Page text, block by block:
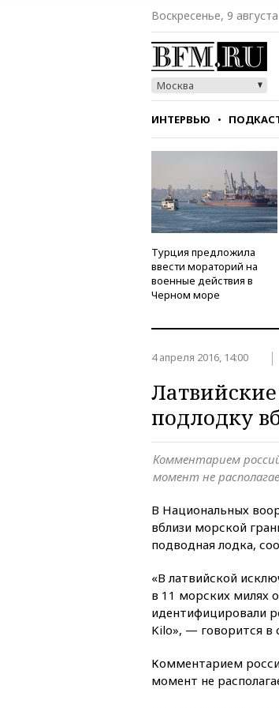
Воскресенье, 9
Москва
ИНТЕРВЬЮ
СТИЛЬ ТЕСТЫ
Турция предложила
ввести мораторий на
военные действия в
Черном море
4 апреля 2016, 14:00
подлодку
Комментарием
момент не
В Национальных
вблизи морской
подводная лодка,
«В латвийской
в 11 морских милях
идентифицировали
Kilo», — говорится в
Комментарием
момент не